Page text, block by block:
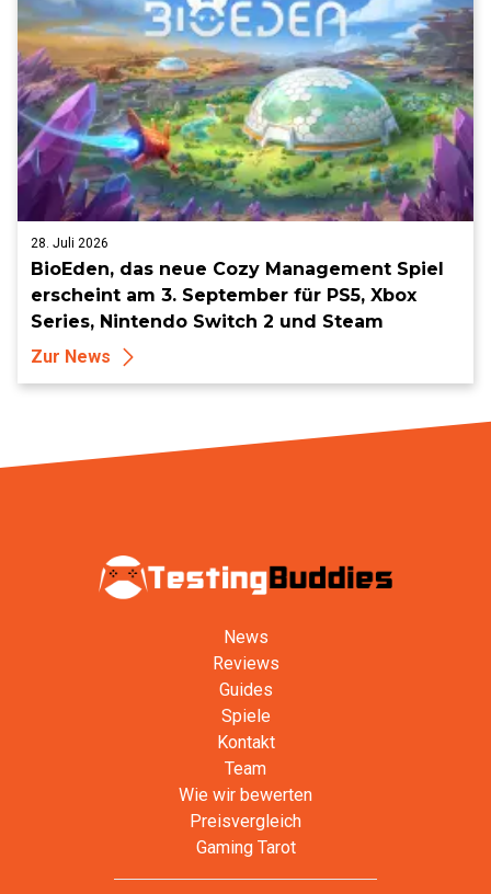
28. Juli 2026
BioEden, das neue Cozy Management Spiel
erscheint am 3. September für PS5, Xbox
Series, Nintendo Switch 2 und Steam
Zur News
News
Reviews
Guides
Spiele
Kontakt
Team
Wie wir bewerten
Preisvergleich
Gaming Tarot